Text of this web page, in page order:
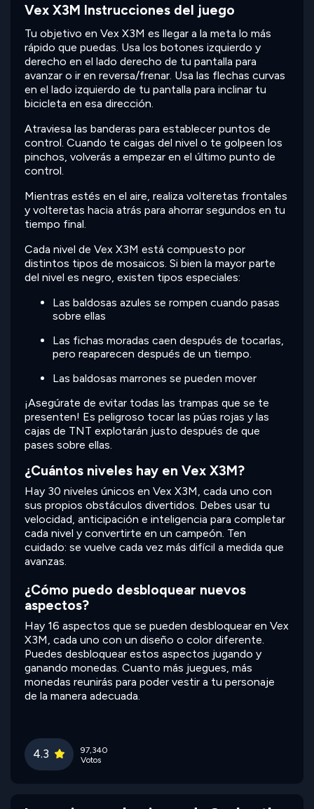
Vex X3M Instrucciones del juego
Tu objetivo en Vex X3M es llegar a la meta lo más
rápido que puedas. Usa los botones izquierdo y
derecho en el lado derecho de tu pantalla para
avanzar o ir en reversa/frenar. Usa las flechas curvas
en el lado izquierdo de tu pantalla para inclinar tu
bicicleta en esa dirección.
Atraviesa las banderas para establecer puntos de
control. Cuando te caigas del nivel o te golpeen los
pinchos, volverás a empezar en el último punto de
control.
Mientras estés en el aire, realiza volteretas frontales
y volteretas hacia atrás para ahorrar segundos en tu
tiempo final.
Cada nivel de Vex X3M está compuesto por
distintos tipos de mosaicos. Si bien la mayor parte
del nivel es negro, existen tipos especiales:
Las baldosas azules se rompen cuando pasas
sobre ellas
Las fichas moradas caen después de tocarlas,
pero reaparecen después de un tiempo.
Las baldosas marrones se pueden mover
¡Asegúrate de evitar todas las trampas que se te
presenten! Es peligroso tocar las púas rojas y las
cajas de TNT explotarán justo después de que
pases sobre ellas.
¿Cuántos niveles hay en Vex X3M?
Hay 30 niveles únicos en Vex X3M, cada uno con
sus propios obstáculos divertidos. Debes usar tu
velocidad, anticipación e inteligencia para completar
cada nivel y convertirte en un campeón. Ten
cuidado: se vuelve cada vez más difícil a medida que
avanzas.
¿Cómo puedo desbloquear nuevos
aspectos?
Hay 16 aspectos que se pueden desbloquear en Vex
X3M, cada uno con un diseño o color diferente.
Puedes desbloquear estos aspectos jugando y
ganando monedas. Cuanto más juegues, más
monedas reunirás para poder vestir a tu personaje
de la manera adecuada.
4.3
97,340
Votos